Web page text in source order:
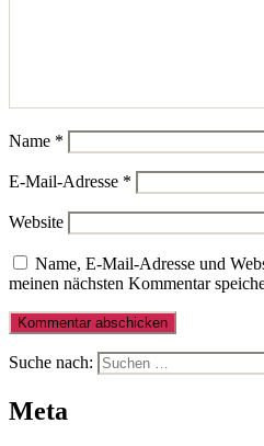
Name *
E-Mail-Adresse *
Website
Name, E-Mail-Adresse und
meinen nächsten Kommentar
Suche nach:
Meta